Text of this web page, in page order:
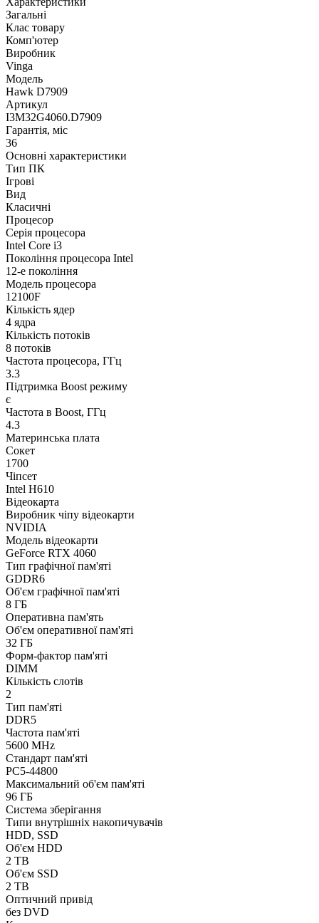
Загальні
Клас товару
Комп'ютер
Виробник
Vinga
Модель
Hawk D7909
Артикул
I3M32G4060.D7909
Гарантія, міс
36
Основні характеристики
Тип ПК
Ігрові
Вид
Класичні
Процесор
Серія процесора
Intel Core i3
Покоління процесора Intel
12-е покоління
Модель процесора
12100F
Кількість ядер
4 ядра
Кількість потоків
8 потоків
Частота процесора, ГГц
3.3
Підтримка Boost режиму
є
Частота в Boost, ГГц
4.3
Материнська плата
Сокет
1700
Чіпсет
Intel H610
Відеокарта
Виробник чіпу відеокарти
NVIDIA
Модель відеокарти
GeForce RTX 4060
Тип графічної пам'яті
GDDR6
Об'єм графічної пам'яті
8 ГБ
Оперативна пам'ять
Об'єм оперативної пам'яті
32 ГБ
Форм-фактор пам'яті
DIMM
Кількість слотів
2
Тип пам'яті
DDR5
Частота пам'яті
5600 MHz
Стандарт пам'яті
PC5-44800
Максимальний об'єм пам'яті
96 ГБ
Система зберігання
Типи внутрішніх накопичувачів
HDD, SSD
Об'єм HDD
2 TB
Об'єм SSD
2 TB
Оптичний привід
без DVD